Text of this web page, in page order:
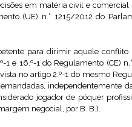
em matéria civil e
(UE) n.° 1215/2012 do
para dirimir aquele conflito
e 16.º-1 do Regulamento (CE)
no artigo 2.º-1 do mesmo
independentemente
jogador de póquer
negocial, por B. B.).